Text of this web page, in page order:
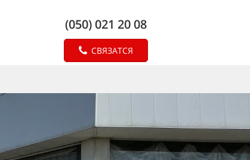
(050) 021 20 08
СВЯЗАТСЯ